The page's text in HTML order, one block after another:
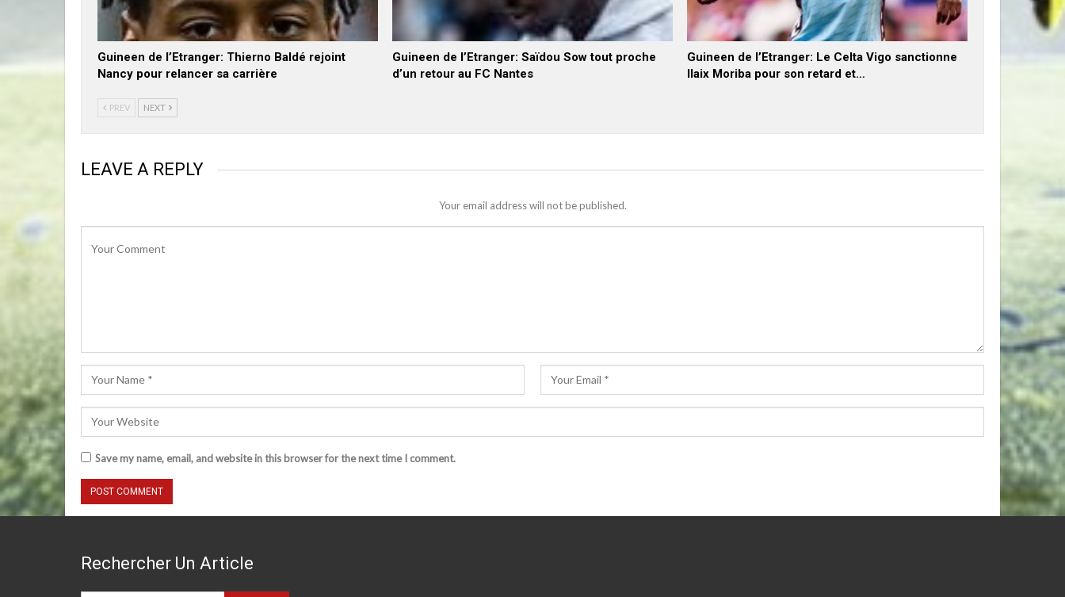
Guineen de l’Etranger: Thierno Baldé rejoint
Nancy pour relancer sa carrière
Guineen de l’Etranger: Saïdou Sow tout proche
d’un retour au FC Nantes
Guineen de l’Etranger: Le Celta Vigo sanctionne
Ilaix Moriba pour son retard et…
PREV NEXT
LEAVE A REPLY
Your email address will not be published.
Save my name, email, and website in this browser for the next time I comment.
Rechercher Un Article